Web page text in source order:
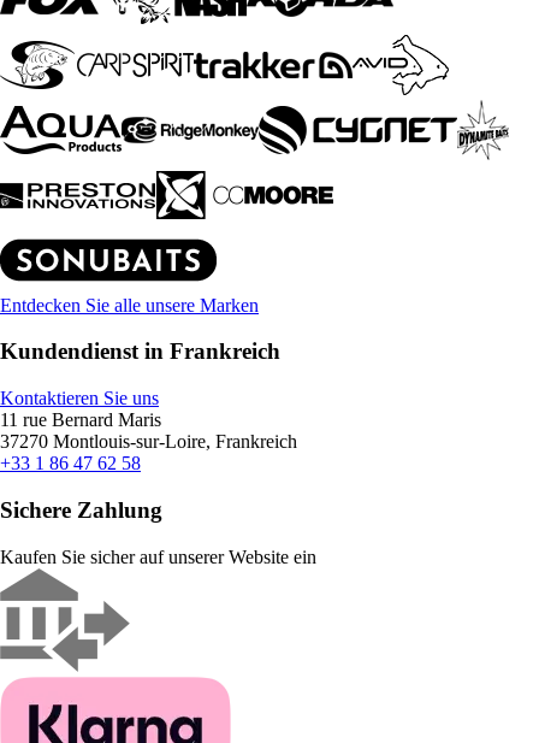
Entdecken Sie alle unsere Marken
Kundendienst in Frankreich
Kontaktieren Sie uns
11 rue Bernard Maris
37270 Montlouis-sur-Loire, Frankreich
+33 1 86 47 62 58
Sichere Zahlung
Kaufen Sie sicher auf unserer Website ein